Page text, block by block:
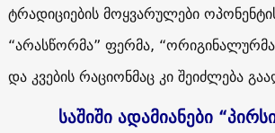
ტრადიციების მოყვარულები
“არასწორმა” ფერმა,
და კვების რაციონმაც კი შეიძლება
საშიში ადამიანები